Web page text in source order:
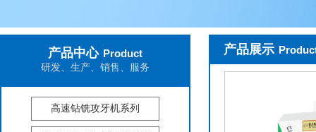
产品中心 Product
研发、生产、销售、服务
高速钻铣攻牙机系列
产品展示